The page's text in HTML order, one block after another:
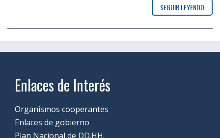
SEGUIR LEYENDO
Enlaces de Interés
Organismos cooperantes
Enlaces de gobierno
Plan Nacional de DD.HH.